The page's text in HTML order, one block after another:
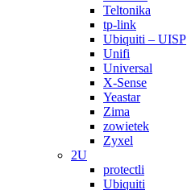
Teltonika
tp-link
Ubiquiti – UISP
Unifi
Universal
X-Sense
Yeastar
Zima
zowietek
Zyxel
2U
protectli
Ubiquiti